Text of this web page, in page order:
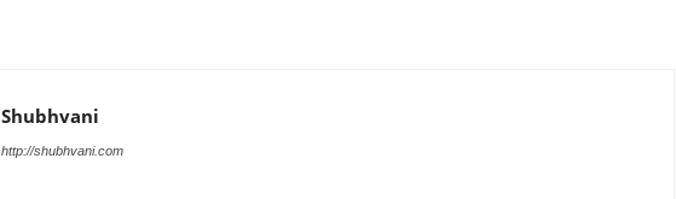
Shubhvani
http://shubhvani.com